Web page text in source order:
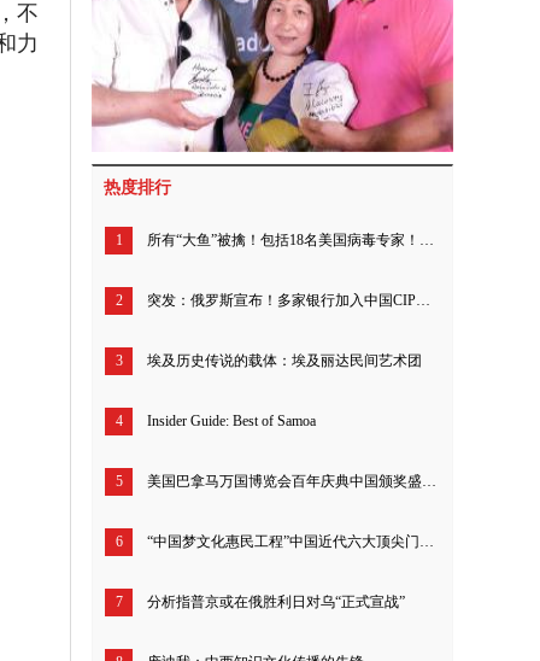
不
力
热度排行
1 所有“大鱼”被擒！包括18名美国病毒专家！50多名北约高级军事指挥官！200多名英国现役军官！拜登儿子待查!
2 突发：俄罗斯宣布！多家银行加入中国CIPS系统！
3 埃及历史传说的载体：埃及丽达民间艺术团
4 Insider Guide: Best of Samoa
5 美国巴拿马万国博览会百年庆典中国颁奖盛典北京举行
6 “中国梦文化惠民工程”中国近代六大顶尖门派书画真迹发行
7 分析指普京或在俄胜利日对乌“正式宣战”